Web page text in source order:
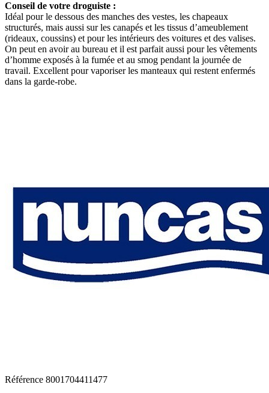
Conseil de votre droguiste :
Idéal pour le dessous des manches des vestes, les chapeaux
structurés, mais aussi sur les canapés et les tissus d’ameublement
(rideaux, coussins) et pour les intérieurs des voitures et des valises.
On peut en avoir au bureau et il est parfait aussi pour les vêtements
d’homme exposés à la fumée et au smog pendant la journée de
travail. Excellent pour vaporiser les manteaux qui restent enfermés
dans la garde-robe.
Référence 8001704411477